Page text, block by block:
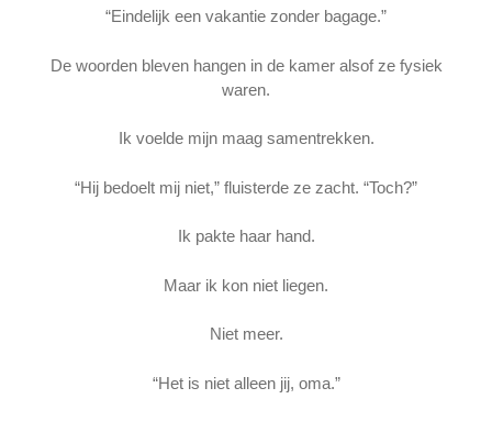
“Eindelijk een vakantie zonder bagage.”
De woorden bleven hangen in de kamer alsof ze fysiek
waren.
Ik voelde mijn maag samentrekken.
“Hij bedoelt mij niet,” fluisterde ze zacht. “Toch?”
Ik pakte haar hand.
Maar ik kon niet liegen.
Niet meer.
“Het is niet alleen jij, oma.”